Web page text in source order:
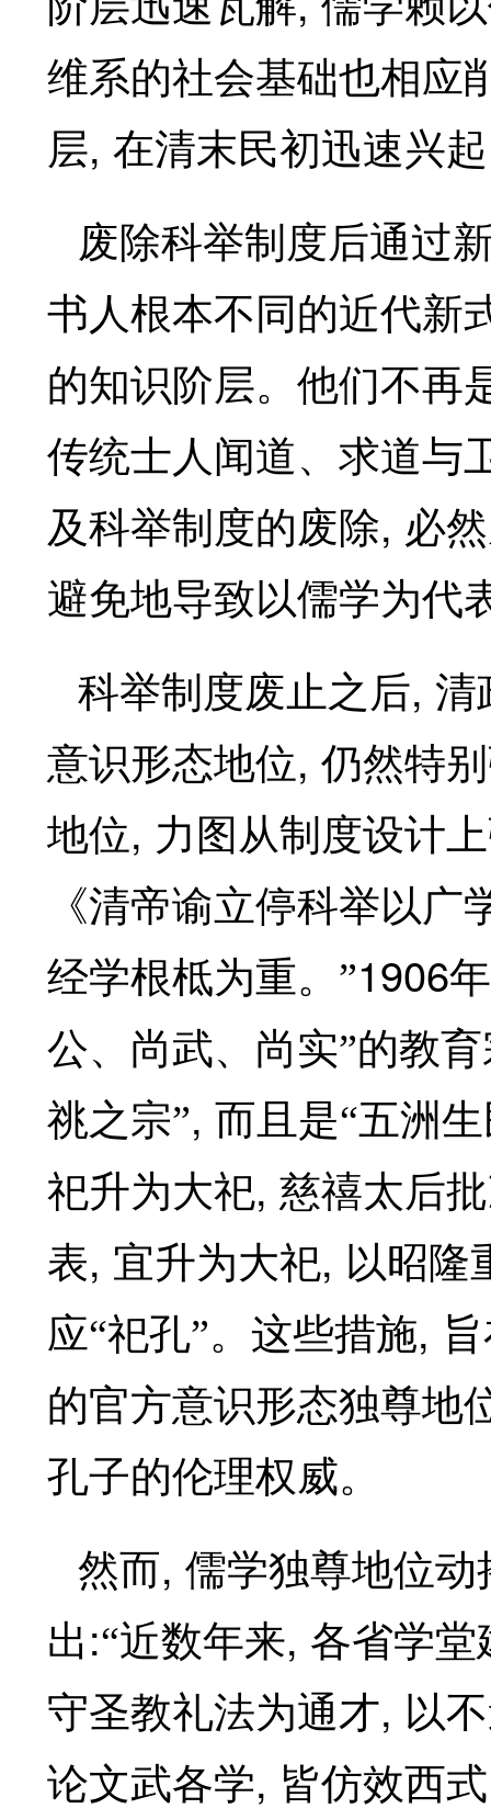
维系的社会基础也相应
层, 在清末民初迅速兴
废除科举制度后通过
书人根本不同的近代新
的知识阶层。他们不再
传统士人闻道、求道与
及科举制度的废除, 必
避免地导致以儒学为代
科举制度废止之后, 清
意识形态地位, 仍然特
地位, 力图从制度设计
《清帝谕立停科举以广
经学根柢为重。”1906年
公、尚武、尚实”的教
祧之宗”, 而且是“五洲
祀升为大祀, 慈禧太后
表, 宜升为大祀, 以昭隆
应“祀孔”。这些措施,
的官方意识形态独尊地
孔子的伦理权威。
然而, 儒学独尊地位
出 :“近数年来, 各省学堂
守圣教礼法为通才, 以
论文武各学, 皆仿效西式